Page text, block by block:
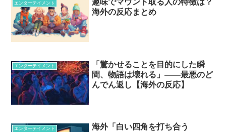
エンターテイメント
趣味でマウント取る人の特徴は？
海外の反応まとめ
エンターテイメント
「驚かせることを目的にした瞬
間、物語は壊れる」——最悪のど
んでん返し【海外の反応】
エンターテイメント
海外「白い四角を打ち合う